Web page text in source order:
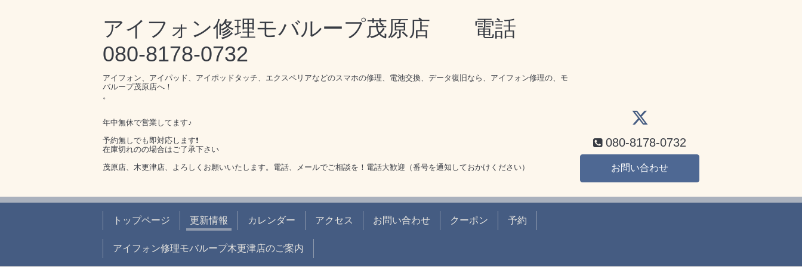
アイフォン修理モバループ茂原店 電話
080-8178-0732
アイフォン、アイパッド、アイポッドタッチ、エクスペリアなどのスマホの修理、電池交換、データ復旧なら、アイフォン修理の、モ
バループ茂原店へ！
。
年中無休で営業してます♪
予約無しでも即対応します❗️
在庫切れのの場合はご了承下さい
茂原店、木更津店、よろしくお願いいたします。電話、メールでご相談を！電話大歓迎（番号を通知しておかけください）
080-8178-0732
お問い合わせ
トップページ 更新情報 カレンダー アクセス お問い合わせ クーポン 予約
アイフォン修理モバループ木更津店のご案内